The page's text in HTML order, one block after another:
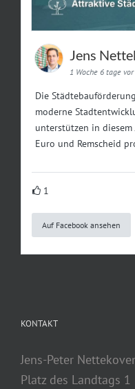
Jens
1 Woche 6 tage vor
Die
moderne
unterstützen in
Euro und Remscheid
1
Auf Facebook ansehen
KONTAKT
Jens-Peter
Platz des Landtags 1